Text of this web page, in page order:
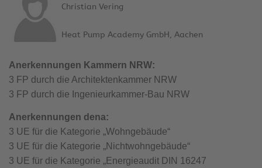
Christian Vering
Heat Pump Academy GmbH, Aachen
Anerkennungen Kammern NRW:
3 FP durch die Architektenkammer NRW
3 FP durch die Ingenieurkammer-Bau NRW
Anerkennungen dena:
3 UE für die Kategorie „Wohngebäude“
3 UE für die Kategorie „Nichtwohngebäude“
3 UE für die Kategorie „Energieaudit DIN 16247